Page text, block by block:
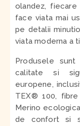
olandez,
face viata mai
pe detalii
viata moderna a
Produsele
calitate si
europene,
TEX® 100,
Merino
de confort si